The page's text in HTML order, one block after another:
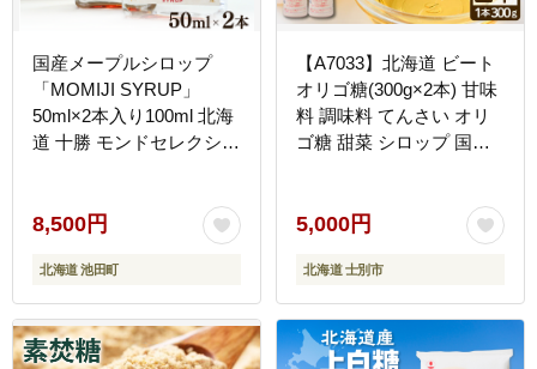
国産メープルシロップ
「MOMIJI SYRUP」
50ml×2本入り100ml 北海
道 十勝 モンドセレクショ
産 ジャパンフードセレク
ショングランプリ受賞！
8,500円
北海道 池田町
【A7033】北海道 ビート
オリゴ糖(300g×2本) 甘味
料 調味料 てんさい オリ
ゴ糖 甜菜 シロップ 国産
5,000円
北海道 士別市